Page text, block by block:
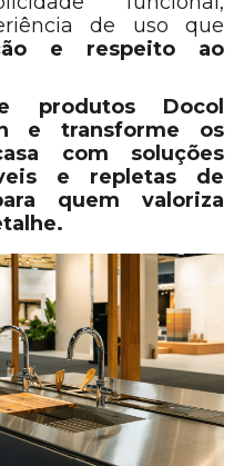
de uso que
e respeito ao
produtos Docol
e transforme os
com soluções
e repletas de
quem valoriza